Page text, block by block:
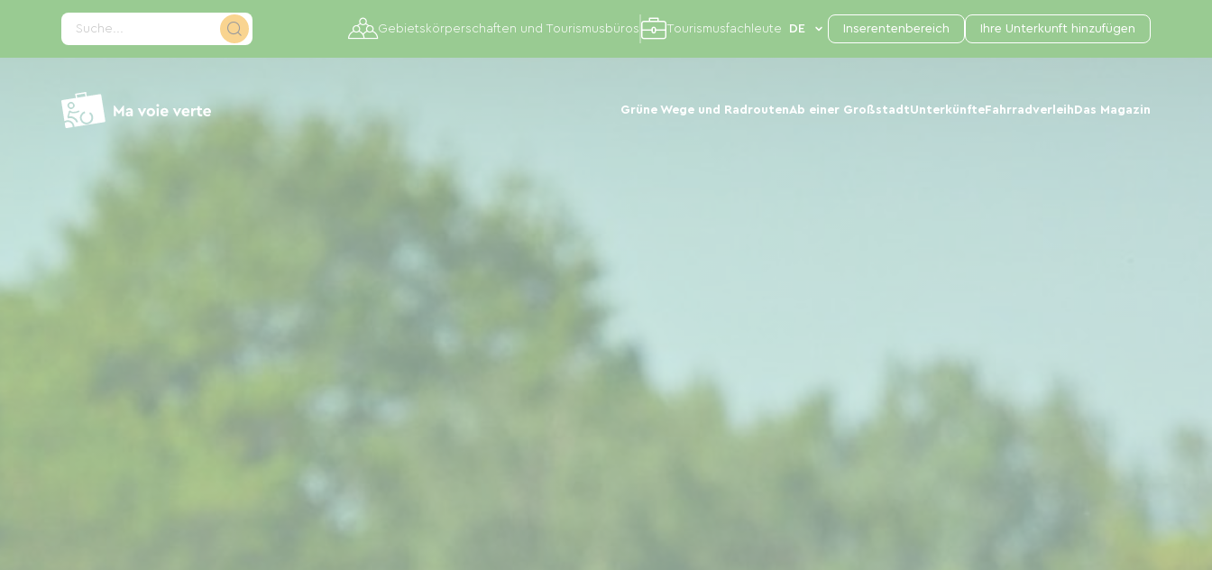
Suche...
Grüne Wege und RadroutenAb einer GroßstadtUnterkünfte Fahrradverleih Das Magazin
Gebietskörperschaften und Tourismusbüros Tourismusfachleute Inserentenbereich Ihre Unterkunft hinzufügen
Cookie-Einstellungen